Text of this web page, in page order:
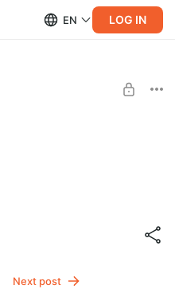
EN LOG IN
и
опытом по недавнему
слушатель
Next post